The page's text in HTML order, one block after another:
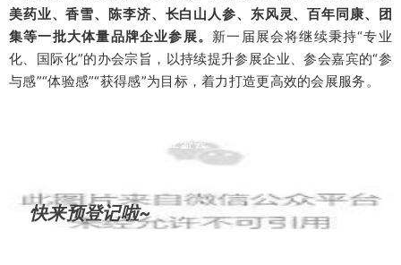
美药业、香雪、陈李济、长白山人参、东风灵、百年同康、团
集等一批大体量品牌企业参展。 新一届展会将继续秉持“专业
化、国际化”的办会宗旨，以持续提升参展企业、参会嘉宾的“参
与感”“体验感”“获得感”为目标，着力打造更高效的会展服务。
中国权威B2B大健康产业盛会
快来预登记啦~